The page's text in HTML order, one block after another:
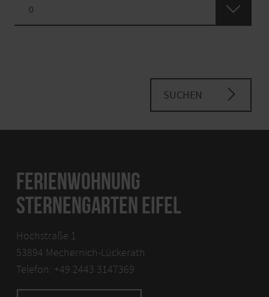
SUCHEN
FERIENWOHNUNG
STERNENGARTEN EIFEL
Hochstraße 1
53894 Mechernich-Lückerath
Telefon: +49 2443 3147369